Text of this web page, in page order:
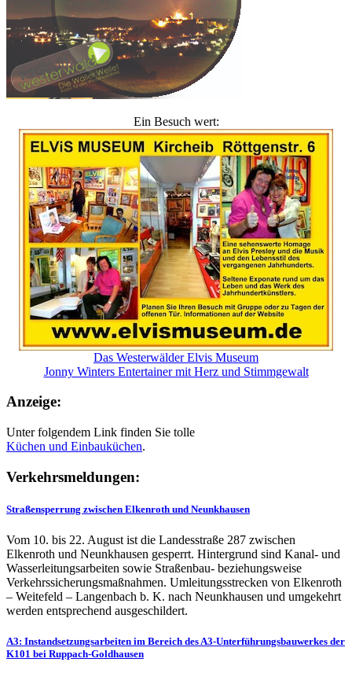
Ein Besuch wert:
Das Westerwälder Elvis Museum
Jonny Winters Entertainer mit Herz und Stimmgewalt
Anzeige:
Unter folgendem Link finden Sie tolle
Küchen und Einbauküchen.
Verkehrsmeldungen:
Straßensperrung zwischen Elkenroth und Neunkhausen
Vom 10. bis 22. August ist die Landesstraße 287 zwischen
Elkenroth und Neunkhausen gesperrt. Hintergrund sind Kanal- und
Wasserleitungsarbeiten sowie Straßenbau- beziehungsweise
Verkehrssicherungsmaßnahmen. Umleitungsstrecken von Elkenroth
– Weitefeld – Langenbach b. K. nach Neunkhausen und umgekehrt
werden entsprechend ausgeschildert.
A3: Instandsetzungsarbeiten im Bereich des A3-Unterführungsbauwerkes der
K101 bei Ruppach-Goldhausen